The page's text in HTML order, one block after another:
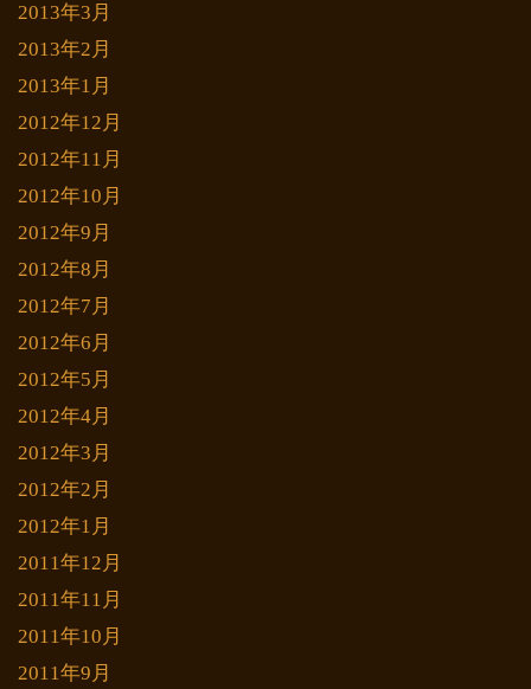
2013年3月
2013年2月
2013年1月
2012年12月
2012年11月
2012年10月
2012年9月
2012年8月
2012年7月
2012年6月
2012年5月
2012年4月
2012年3月
2012年2月
2012年1月
2011年12月
2011年11月
2011年10月
2011年9月